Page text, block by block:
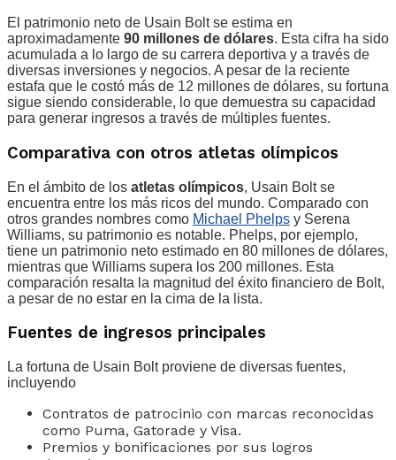
El patrimonio neto de Usain Bolt se estima en
aproximadamente 90 millones de dólares. Esta cifra ha sido
acumulada a lo largo de su carrera deportiva y a través de
diversas inversiones y negocios. A pesar de la reciente
estafa que le costó más de 12 millones de dólares, su fortuna
sigue siendo considerable, lo que demuestra su capacidad
para generar ingresos a través de múltiples fuentes.
Comparativa con otros atletas olímpicos
En el ámbito de los atletas olímpicos, Usain Bolt se
encuentra entre los más ricos del mundo. Comparado con
otros grandes nombres como Michael Phelps y Serena
Williams, su patrimonio es notable. Phelps, por ejemplo,
tiene un patrimonio neto estimado en 80 millones de dólares,
mientras que Williams supera los 200 millones. Esta
comparación resalta la magnitud del éxito financiero de Bolt,
a pesar de no estar en la cima de la lista.
Fuentes de ingresos principales
La fortuna de Usain Bolt proviene de diversas fuentes,
incluyendo
Contratos de patrocinio con marcas reconocidas
como Puma, Gatorade y Visa.
Premios y bonificaciones por sus logros